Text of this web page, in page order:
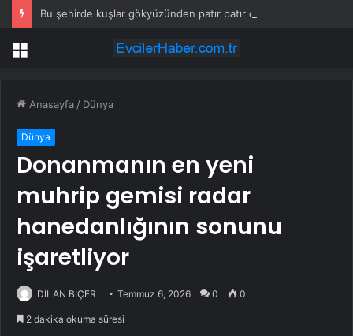
Bu şehirde kuşlar gökyüzünden patır patır düşüyor
Menü
Anasayfa / Dünya
Dünya
Donanmanın en yeni
muhrip gemisi radar
hanedanlığının sonunu
işaretliyor
DİLAN BİÇER Temmuz 6, 2026 0 0
2 dakika okuma süresi